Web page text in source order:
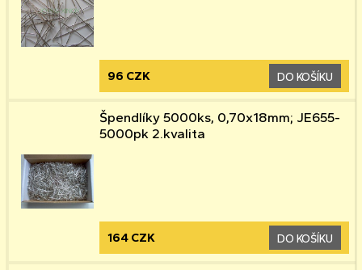
96 CZK DO KOŠÍKU
Špendlíky 5000ks, 0,70x18mm; JE655-
5000pk 2.kvalita
164 CZK DO KOŠÍKU